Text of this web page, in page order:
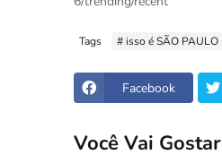
Tags # isso é SÃO PAULO
Facebook
Você Vai Gostar